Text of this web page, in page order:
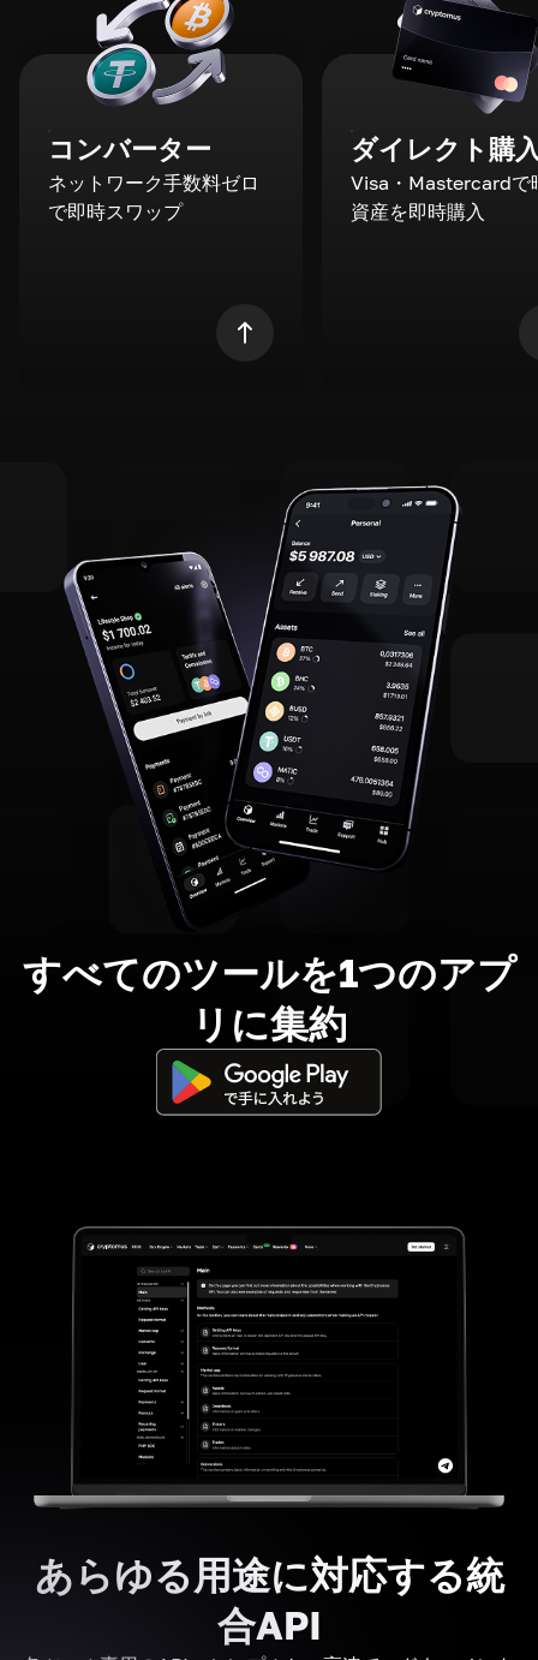
コンバーター
ネットワーク手数料ゼロ
で即時スワップ
ダイレクト購
Visa・Mastercardで
資産を即時購入
すべてのツールを1つのアプ
リに集約
あらゆる用途に対応する統
合API